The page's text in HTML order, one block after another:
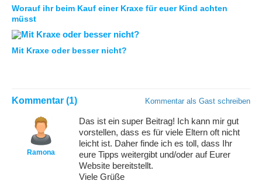
Worauf ihr beim Kauf einer Kraxe für euer Kind achten
müsst
Mit Kraxe oder besser nicht?
Kommentar als Gast schreiben
Kommentar (1)
Ramona
Das ist ein super Beitrag! Ich kann mir gut
vorstellen, dass es für viele Eltern oft nicht
leicht ist. Daher finde ich es toll, dass Ihr
eure Tipps weitergibt und/oder auf Eurer
Website bereitstellt.
Viele Grüße